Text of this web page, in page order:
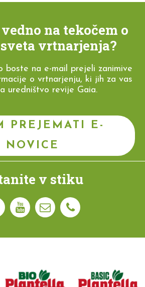
na tekočem o
vrtnarjenja?
boste na e-mail prejeli zanimive
o vrtnarjenju, ki jih za vas
uredništvo revije Gaia.
PREJEMATI E-
NOVICE
v stiku